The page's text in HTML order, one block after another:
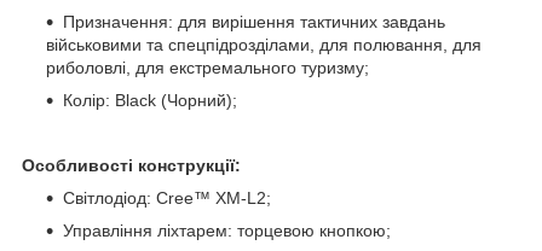
Призначення: для вирішення тактичних завдань
військовими та спецпідрозділами, для полювання, для
риболовлі, для екстремального туризму;
Колір: Black (Чорний);
Особливості конструкції:
Світлодіод: Cree™ XM-L2;
Управління ліхтарем: торцевою кнопкою;